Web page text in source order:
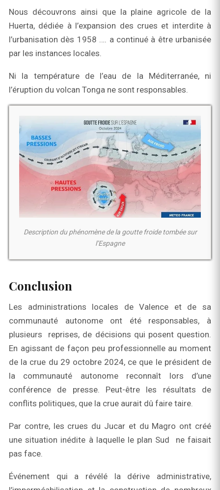
Nous découvrons ainsi que la plaine agricole de la
Huerta, dédiée à l’expansion des crues et interdite à
l’urbanisation dès 1958 …. a continué à être urbanisée
par les instances locales.
Ni la température de l’eau de la Méditerranée, ni
l’éruption du volcan Tonga ne sont responsables.
Description du phénomène de la goutte froide tombée sur
l’Espagne
Conclusion
Les administrations locales de Valence et de sa
communauté autonome ont été responsables, à
plusieurs reprises, de décisions qui posent question.
En agissant de façon peu professionnelle au moment
de la crue du 29 octobre 2024, ce que le président de
la communauté autonome reconnaît lors d’une
conférence de presse. Peut-être les résultats de
conflits politiques, que la crue aurait dû faire taire.
Par contre, les crues du Jucar et du Magro ont créé
une situation inédite à laquelle le plan Sud ne faisait
pas face.
Événement qui a révélé la dérive administrative,